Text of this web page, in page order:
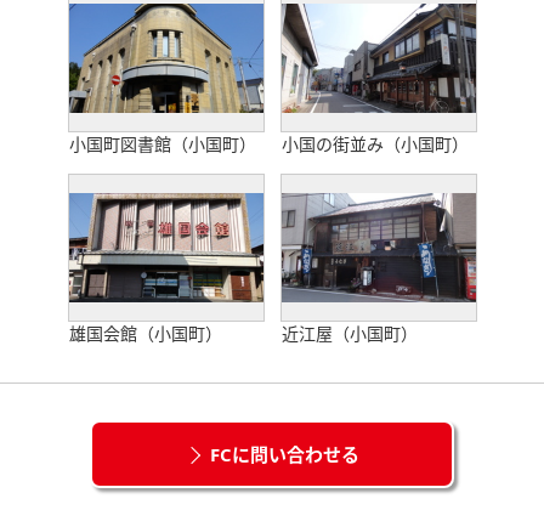
小国町図書館（小国町） 小国の街並み（小国町）
雄国会館（小国町） 近江屋（小国町）
FCに問い合わせる